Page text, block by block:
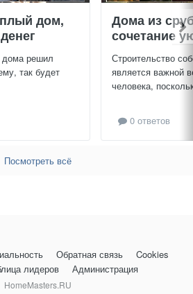
дом,
дома решил
так будет
Дома из
сочетание
Строительство
является важной
человека,
0 ответов
Посмотреть всё
Обратная связь
Cookies
лидеров Администрация
HomeMasters.RU